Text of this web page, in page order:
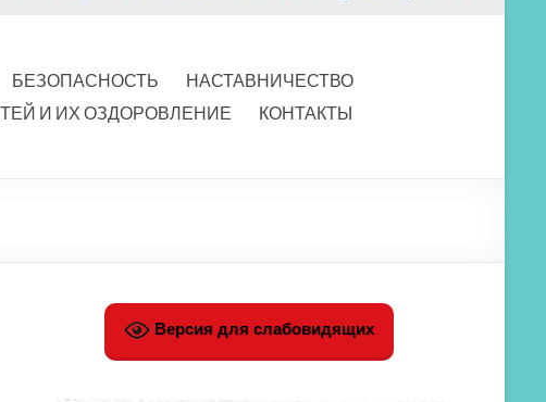
БЕЗОПАСНОСТЬ
НАСТАВНИЧЕСТВО
И ИХ ОЗДОРОВЛЕНИЕ
КОНТАКТЫ
Версия для слабовидящих